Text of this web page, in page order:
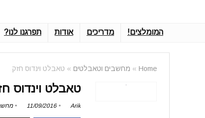
המומלצים! מדריכים אודות תפרגנו לנו?
Home
» מחשבים וטאבלטים » טאבלט וינדוס חזק
טאבלט וינדוס
Arik
11/09/2016